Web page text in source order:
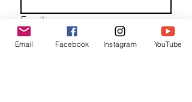
Familienaam
Email Facebook Instagram YouTube